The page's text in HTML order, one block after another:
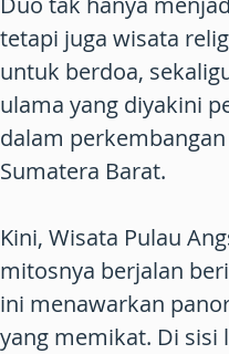
tetapi juga wisata
untuk berdoa,
ulama yang diyakini
dalam
Sumatera Barat.
Kini, Wisata Pulau
mitosnya berjalan
ini menawarkan
yang memikat. Di sisi